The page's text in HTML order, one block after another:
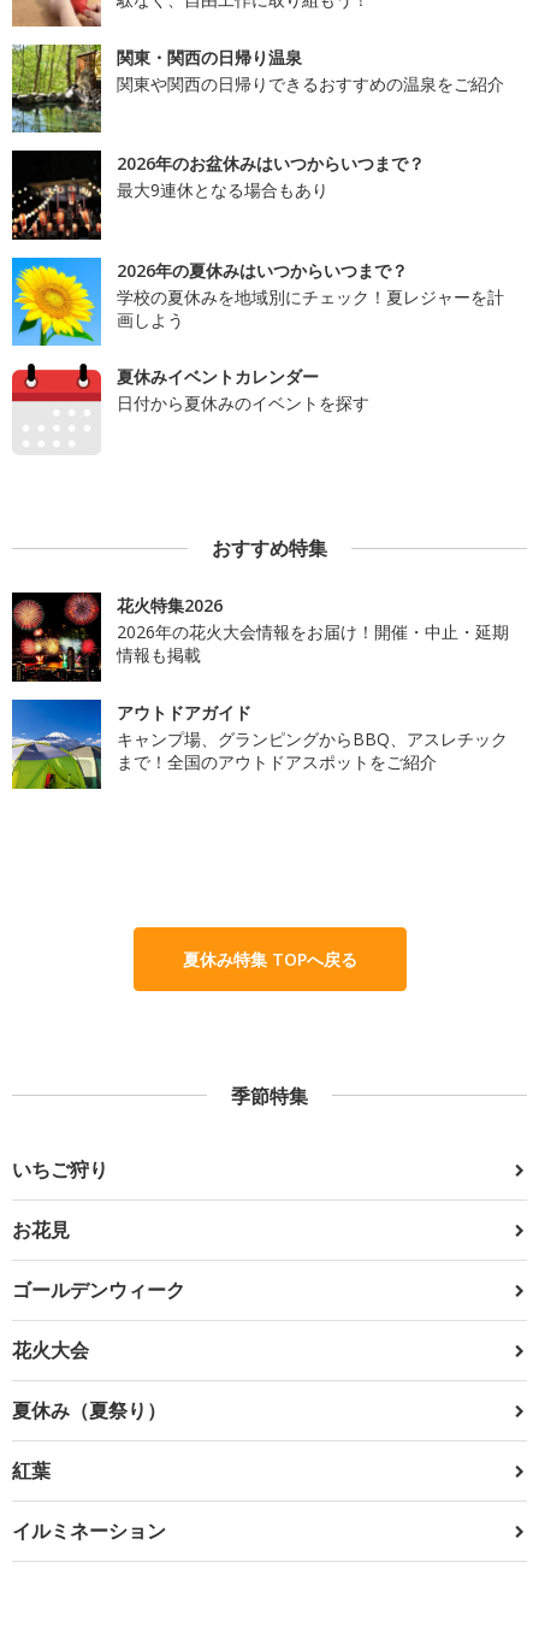
関東・関西の日帰り温泉
関東や関西の日帰りできるおすすめの温泉をご紹介
2026年のお盆休みはいつからいつまで？
最大9連休となる場合もあり
2026年の夏休みはいつからいつまで？
学校の夏休みを地域別にチェック！夏レジャーを計
画しよう
夏休みイベントカレンダー
日付から夏休みのイベントを探す
おすすめ特集
花火特集2026
2026年の花火大会情報をお届け！開催・中止・延期
情報も掲載
アウトドアガイド
キャンプ場、グランピングからBBQ、アスレチック
まで！全国のアウトドアスポットをご紹介
夏休み特集 TOPへ戻る
季節特集
いちご狩り
お花見
ゴールデンウィーク
花火大会
夏休み（夏祭り）
紅葉
イルミネーション